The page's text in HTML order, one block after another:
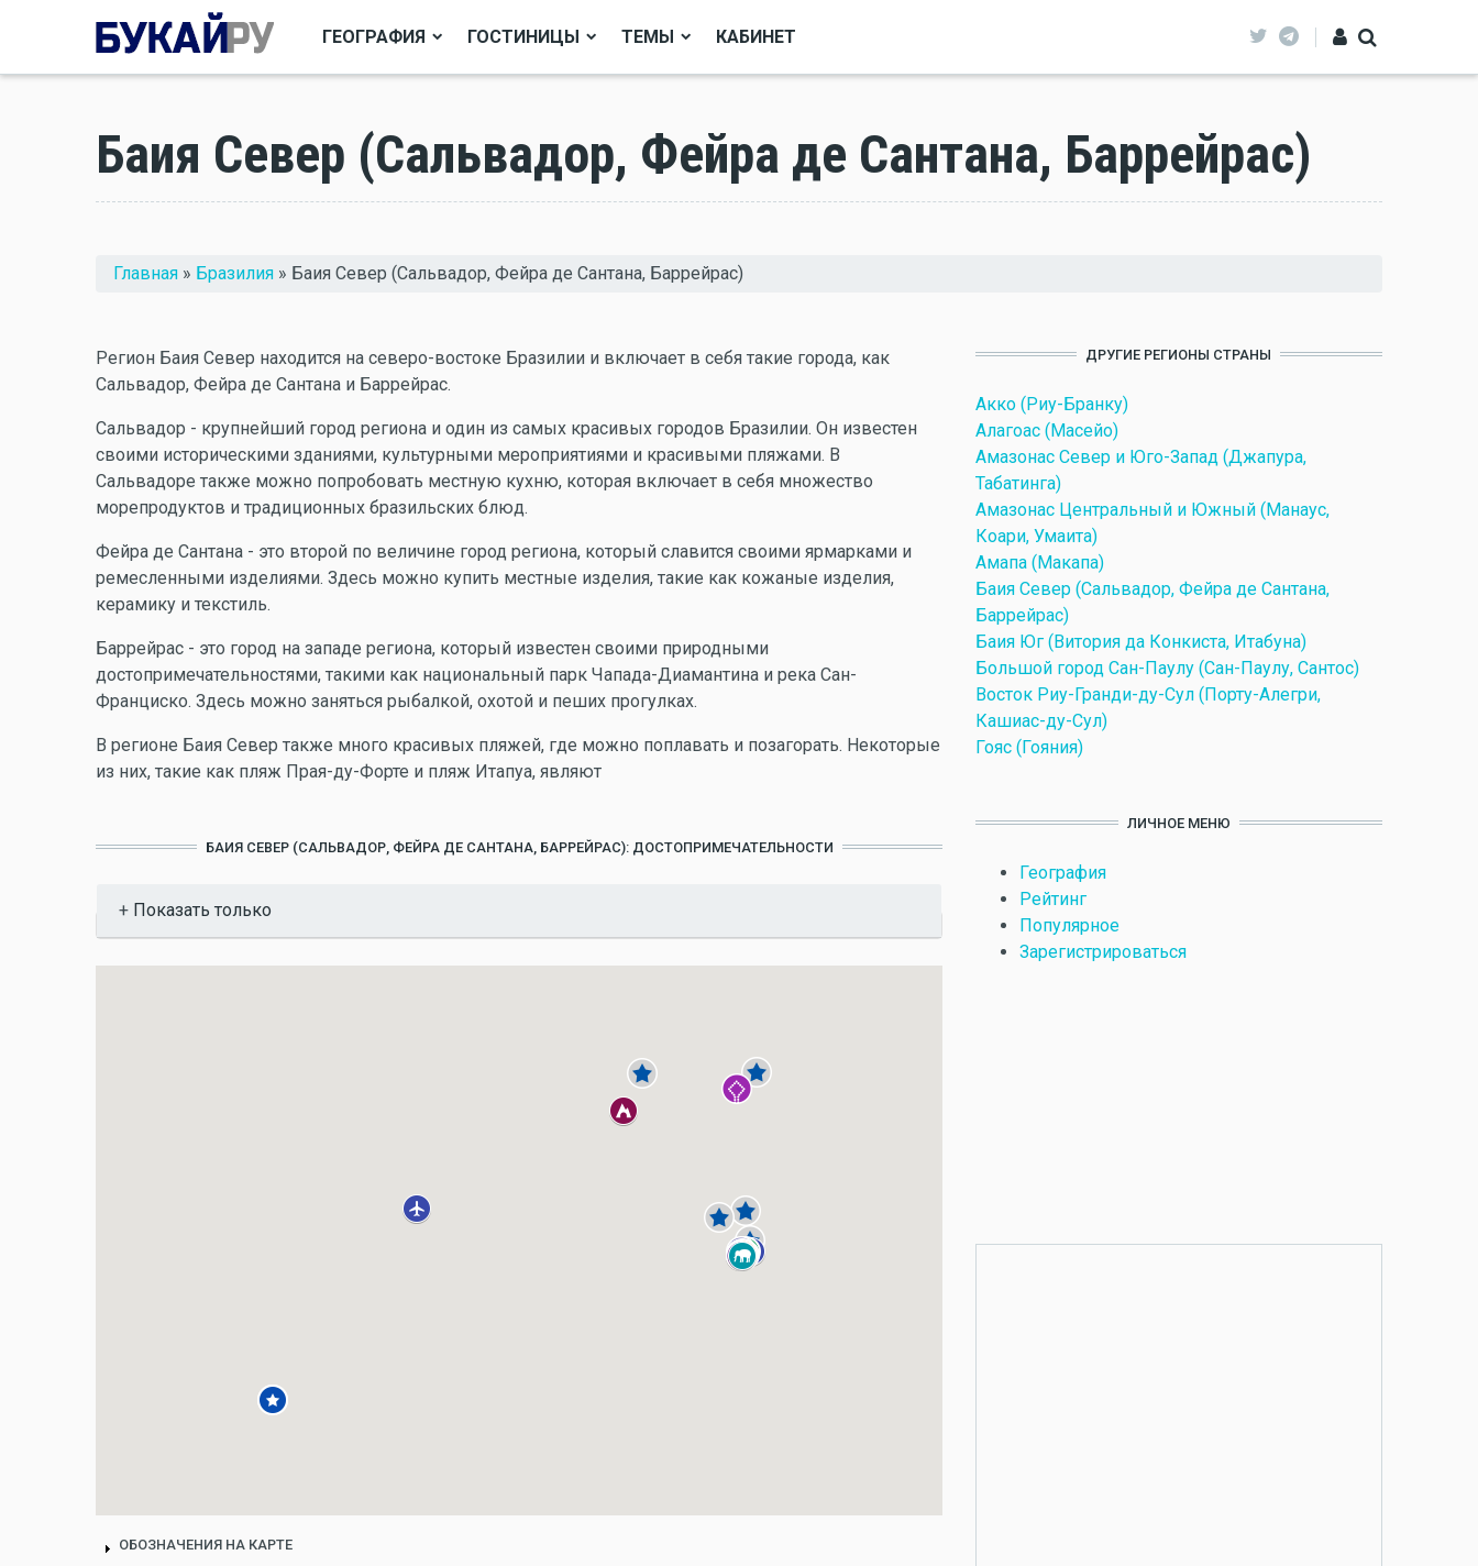
ГЕОГРАФИЯ ГОСТИНИЦЫ ТЕМЫ КАБИНЕТ
Баия Север (Сальвадор, Фейра де Сантана, Баррейрас)
Вы здесь
Главная » Бразилия » Баия Север (Сальвадор, Фейра де Сантана, Баррейрас)
Регион Баия Север находится на северо-востоке Бразилии и включает в себя такие города, как
Сальвадор, Фейра де Сантана и Баррейрас.
Сальвадор - крупнейший город региона и один из самых красивых городов Бразилии. Он известен
своими историческими зданиями, культурными мероприятиями и красивыми пляжами. В
Сальвадоре также можно попробовать местную кухню, которая включает в себя множество
морепродуктов и традиционных бразильских блюд.
Фейра де Сантана - это второй по величине город региона, который славится своими ярмарками и
ремесленными изделиями. Здесь можно купить местные изделия, такие как кожаные изделия,
керамику и текстиль.
Баррейрас - это город на западе региона, который известен своими природными
достопримечательностями, такими как национальный парк Чапада-Диамантина и река Сан-
Франциско. Здесь можно заняться рыбалкой, охотой и пеших прогулках.
В регионе Баия Север также много красивых пляжей, где можно поплавать и позагорать. Некоторые
из них, такие как пляж Прая-ду-Форте и пляж Итапуа, являют
БАИЯ СЕВЕР (САЛЬВАДОР, ФЕЙРА ДЕ САНТАНА, БАРРЕЙРАС): ДОСТОПРИМЕЧАТЕЛЬНОСТИ
Показать
Показать только
ОБОЗНАЧЕНИЯ НА КАРТЕ
ДРУГИЕ РЕГИОНЫ СТРАНЫ
Акко (Риу-Бранку)
Алагоас (Масейо)
Амазонас Север и Юго-Запад (Джапура,
Табатинга)
Амазонас Центральный и Южный (Манаус,
Коари, Умаита)
Амапа (Макапа)
Баия Север (Сальвадор, Фейра де Сантана,
Баррейрас)
Баия Юг (Витория да Конкиста, Итабуна)
Большой город Сан-Паулу (Сан-Паулу, Сантос)
Восток Риу-Гранди-ду-Сул (Порту-Алегри,
Кашиас-ду-Сул)
Гояс (Гояния)
ЛИЧНОЕ МЕНЮ
География
Рейтинг
Популярное
Зарегистрироваться